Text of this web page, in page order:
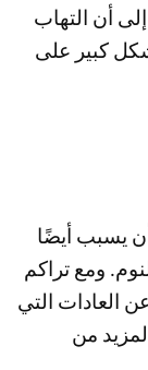
إلى أن التهاب
كبير على
يسبب أيضًا
ومع تراكم
عن العادات التي
من